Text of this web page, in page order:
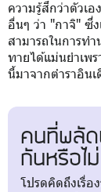
ความรู้สึกว่าตัวเอ
อื่นๆ ว่า "กาจิ" ซึ่
สามารถในการท
ทายได้แม่นยำเพ
นี้มาจากตำราอิน
คนที่พลัด
กันหรือไม่
โปรดคิดถึงเรื่